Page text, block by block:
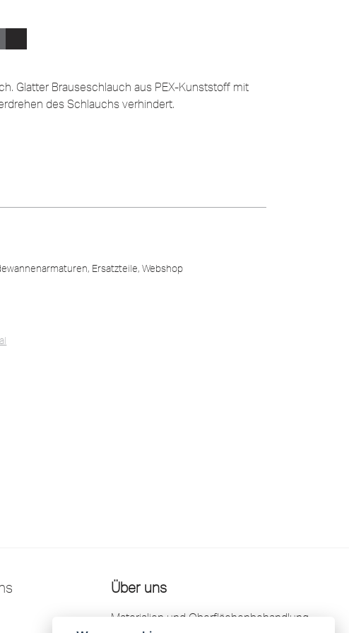
Glatter Brauseschlauch aus PEX-Kunststoff mit
des Schlauchs verhindert.
, Ersatzteile, Webshop
Über uns
Materialien und Oberflächenbehandlung